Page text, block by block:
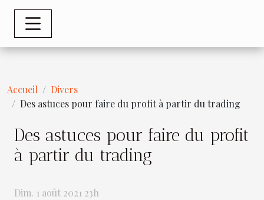
Accueil
Divers
Des astuces pour faire du profit à partir du trading
Des astuces pour faire du profit
à partir du trading
Dim. 1 août 2021 23h